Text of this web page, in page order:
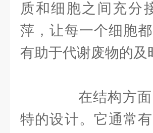
质和细胞之间充分
萍，让每一个细胞
有助于代谢废物的及
在结构方面
特的设计。它通常